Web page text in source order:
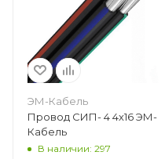
ЭМ-Кабель
Провод СИП- 4 4х16 ЭМ-
Кабель
В наличии: 297